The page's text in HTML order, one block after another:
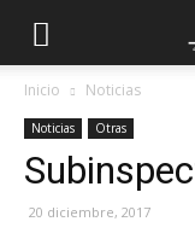
Inicio Noticias
Noticias Otras
20 diciembre, 2017